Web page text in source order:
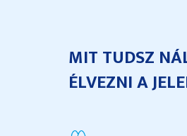
MIT TUDSZ
ÉLVEZNI A